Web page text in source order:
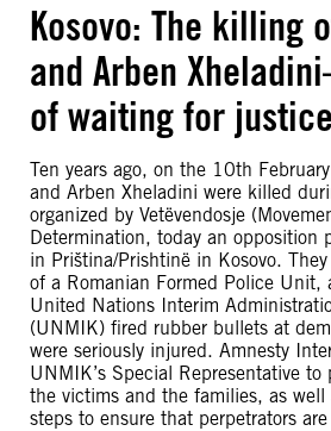
Kosovo: The killing
and Arben
of waiting for justice
Ten years ago, on the 10th
and Arben Xheladini were killed
organized by Vetëvendosje
Determination, today an opposition
in Priština/Prishtinë in Kosovo.
of a Romanian Formed Police Unit,
United Nations Interim
(UNMIK) fired rubber bullets at
were seriously injured. Amnesty
UNMIK’s Special Representative to
the victims and the families, as
steps to ensure that perpetrators